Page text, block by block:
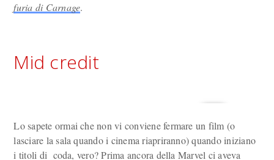
furia di Carnage.
Mid credit
Lo sapete ormai che non vi conviene fermare un film (o
lasciare la sala quando i cinema riapriranno) quando iniziano
i titoli di coda, vero? Prima ancora della Marvel ci aveva